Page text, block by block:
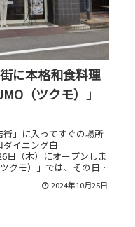
に本格和食料理
（ツクモ）」
」に入ってすぐの場所
ダイニング白
日（木）にオープンしま
クモ）」では、その日仕
供しているそうで、メ
じらベーコン」など本格
2024年10月25日